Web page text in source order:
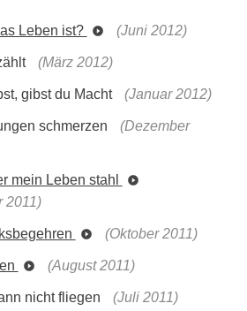
Leben ist? (Juni 2012)
(März 2012)
gibst du Macht (Januar 2012)
schmerzen
(Dezember
mein Leben stahl
2011)
(Oktober 2011)
(August 2011)
nicht fliegen (Juli 2011)